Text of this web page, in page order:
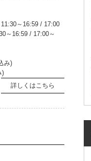
～16:59 / 17:00
～16:59 / 17:00～
み)
)
詳しくはこちら